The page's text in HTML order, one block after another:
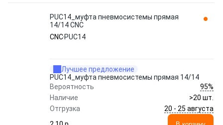
PUC14_муфта пневмосистемы прямая
14/14 CNC
CNC PUC14
Лучшее предложение
PUC14_муфта пневмосистемы прямая 14/14
Вероятность
95%
Наличие
>20 шт.
Отгрузка
20 - 25 августа